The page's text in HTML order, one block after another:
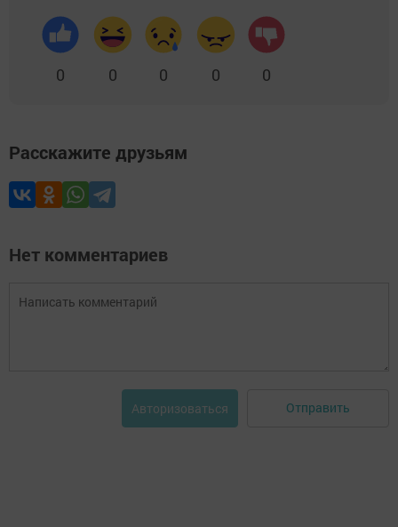
0 0 0 0 0
Расскажите друзьям
Нет комментариев
Авторизоваться Отправить